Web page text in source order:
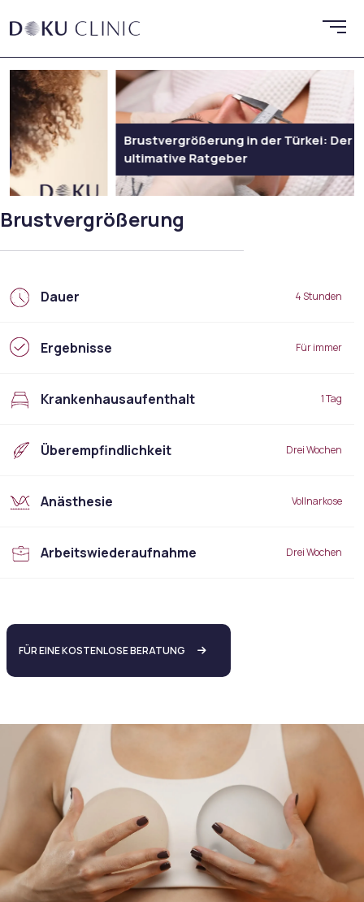
Brustvergrößerung in der Türkei: Der
ultimative Ratgeber
Brustvergrößerung
Dauer 4 Stunden
Ergebnisse Für immer
Krankenhausaufenthalt 1 Tag
Überempfindlichkeit Drei Wochen
Anästhesie Vollnarkose
Arbeitswiederaufnahme Drei Wochen
FÜR EINE KOSTENLOSE BERATUNG